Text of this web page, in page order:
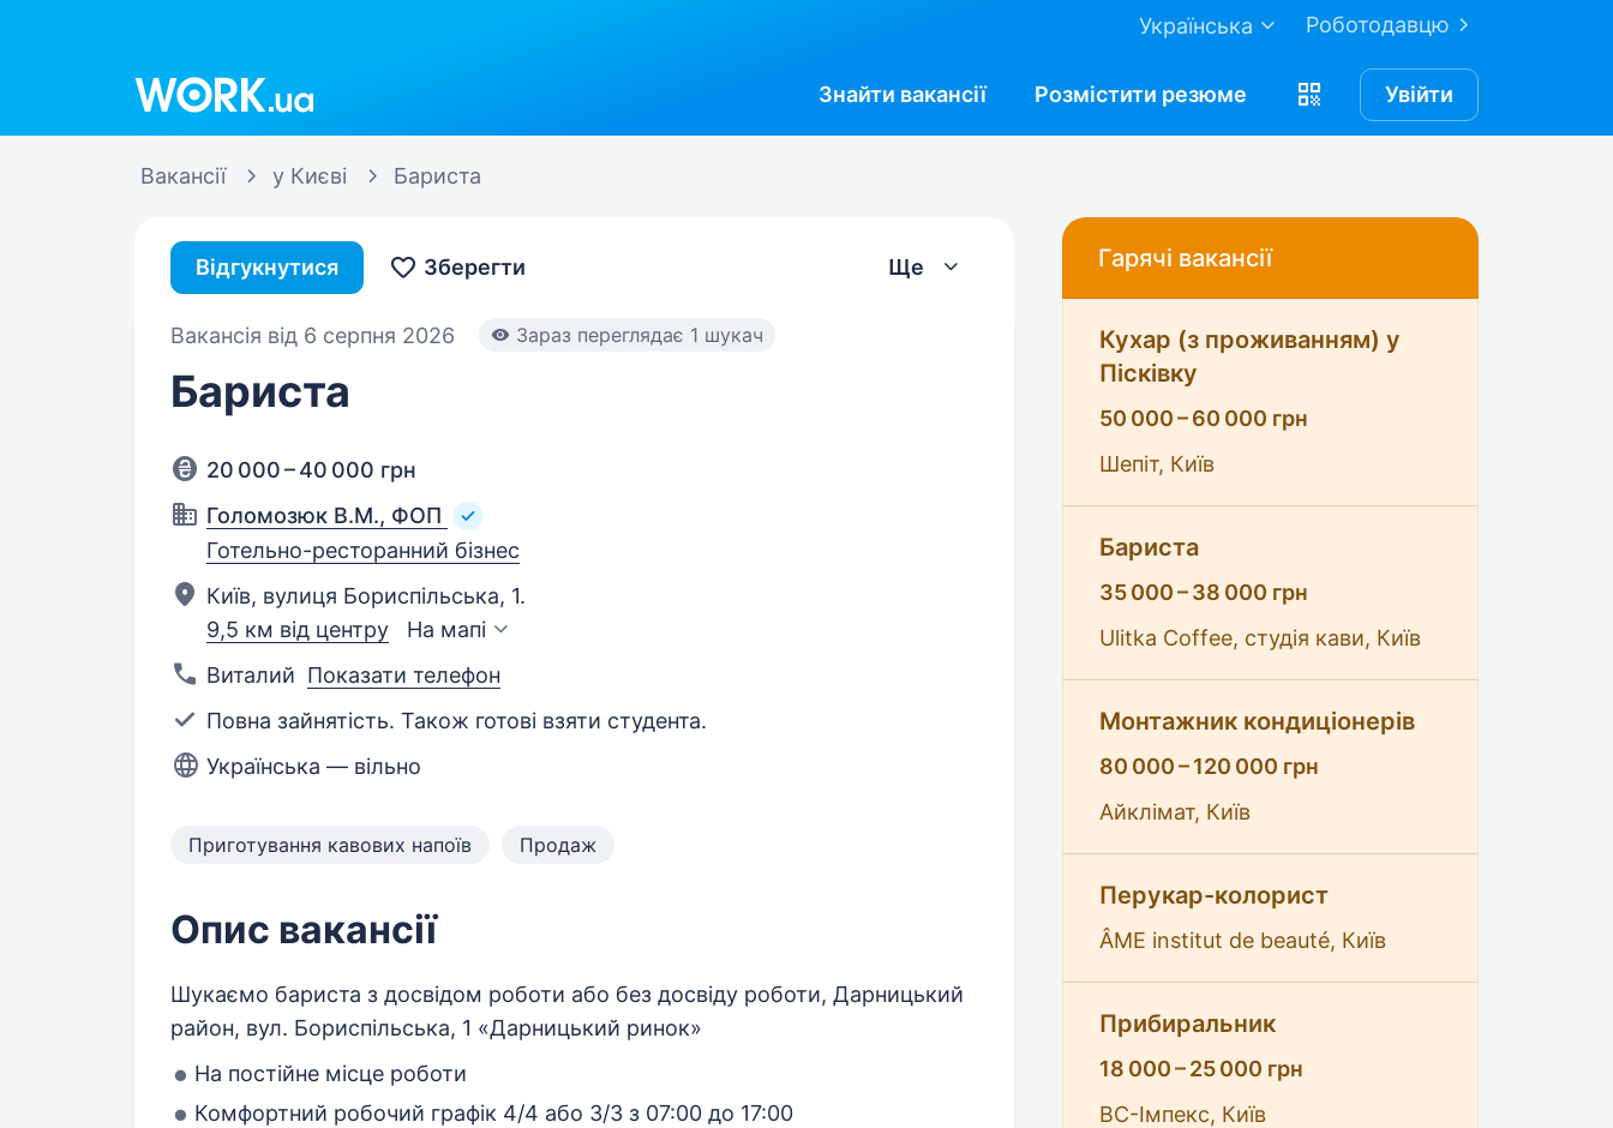
Роботодавцю
Українська
Знайти вакансії Розмістити резюме Увійти
Вакансії у Києві Бариста
Відгукнутися Зберегти Ще
Вакансія від 6 серпня 2026 Зараз переглядає 1 шукач
Бариста
20 000 – 40 000 грн
Голомозюк В.М., ФОП
Готельно-ресторанний бізнес
Київ, вулиця Бориспільська, 1.
9,5 км від центру
На мапі
Виталий Показати телефон
Повна зайнятість. Також готові взяти студента.
Українська — вільно
Приготування кавових напоїв Продаж
Опис вакансії
Шукаємо бариста з досвідом роботи або без досвіду роботи, Дарницький
район, вул. Бориспільська, 1 «Дарницький ринок»
На постійне місце роботи
Комфортний робочий графік 4/4 або 3/3 з 07:00 до 17:00
Гарячі вакансії
Кухар (з проживанням) у
Пісківку
50 000 – 60 000 грн
Шепіт, Київ
Бариста
35 000 – 38 000 грн
Ulitka Coffee, студія кави, Київ
Монтажник кондиціонерів
80 000 – 120 000 грн
Айклімат, Київ
Перукар-колорист
ÂME institut de beauté, Київ
Прибиральник
18 000 – 25 000 грн
ВC-Імпекс, Київ